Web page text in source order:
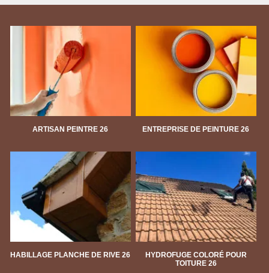
ARTISAN PEINTRE 26 ENTREPRISE DE PEINTURE 26
HABILLAGE PLANCHE DE RIVE 26
HYDROFUGE COLORÉ POUR
TOITURE 26